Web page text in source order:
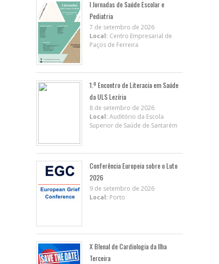
I Jornadas de Saúde Escolar e
Pediatria
7 de setembro de 2026
Local: Centro Empresarial de
Paços de Ferreira
1.º Encontro de Literacia em Saúde
da ULS Lezíria
8 de setembro de 2026
Local: Auditório da Escola
Superior de Saúde de Santarém
Conferência Europeia sobre o Luto
2026
9 de setembro de 2026
Local: Porto
X BIenal de Cardiologia da Ilha
Terceira